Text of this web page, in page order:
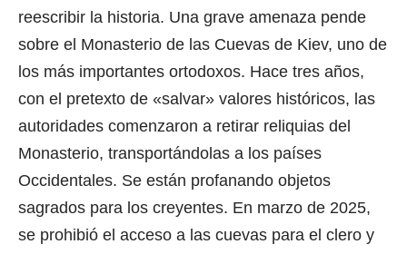
reescribir la historia. Una grave amenaza pende
sobre el Monasterio de las Cuevas de Kiev, uno de
los más importantes ortodoxos. Hace tres años,
con el pretexto de «salvar» valores históricos, las
autoridades comenzaron a retirar reliquias del
Monasterio, transportándolas a los países
Occidentales. Se están profanando objetos
sagrados para los creyentes. En marzo de 2025,
se prohibió el acceso a las cuevas para el clero y